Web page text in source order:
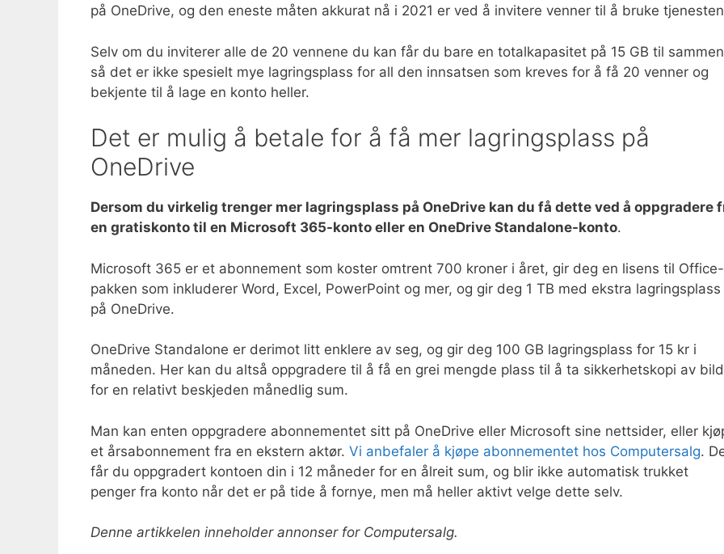
på OneDrive, og den eneste måten akkurat nå i 2021 er ved å invitere venner til å bruke
Selv om du inviterer alle de 20 vennene du kan får du bare en totalkapasitet på 15 GB til
så det er ikke spesielt mye lagringsplass for all den innsatsen som kreves for å få 20 venner og
bekjente til å lage en konto heller.
Det er mulig å betale for å få mer lagringsplass på
OneDrive
Dersom du virkelig trenger mer lagringsplass på OneDrive kan du få dette ved å oppgradere
en gratiskonto til en Microsoft 365-konto eller en OneDrive Standalone-konto.
Microsoft 365 er et abonnement som koster omtrent 700 kroner i året, gir deg en lisens til Office-
pakken som inkluderer Word, Excel, PowerPoint og mer, og gir deg 1 TB med ekstra lagringsplass
på OneDrive.
OneDrive Standalone er derimot litt enklere av seg, og gir deg 100 GB lagringsplass for 15 kr i
måneden. Her kan du altså oppgradere til å få en grei mengde plass til å ta sikkerhetskopi av
for en relativt beskjeden månedlig sum.
Man kan enten oppgradere abonnementet sitt på OneDrive eller Microsoft sine nettsider, eller
et årsabonnement fra en ekstern aktør. Vi anbefaler å kjøpe abonnementet hos Computersalg.
får du oppgradert kontoen din i 12 måneder for en ålreit sum, og blir ikke automatisk trukket
penger fra konto når det er på tide å fornye, men må heller aktivt velge dette selv.
Denne artikkelen inneholder annonser for Computersalg.